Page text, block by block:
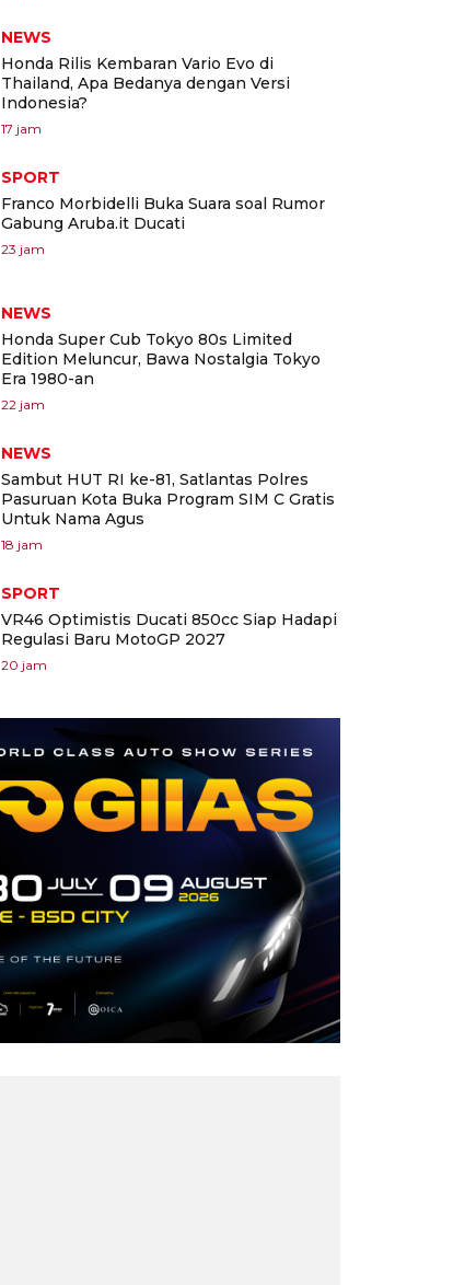
NEWS
Honda Rilis Kembaran Vario Evo di
Thailand, Apa Bedanya dengan Versi
Indonesia?
17 jam
SPORT
Franco Morbidelli Buka Suara soal Rumor
Gabung Aruba.it Ducati
23 jam
NEWS
Honda Super Cub Tokyo 80s Limited
Edition Meluncur, Bawa Nostalgia Tokyo
Era 1980-an
22 jam
NEWS
Sambut HUT RI ke-81, Satlantas Polres
Pasuruan Kota Buka Program SIM C Gratis
Untuk Nama Agus
18 jam
SPORT
VR46 Optimistis Ducati 850cc Siap Hadapi
Regulasi Baru MotoGP 2027
20 jam